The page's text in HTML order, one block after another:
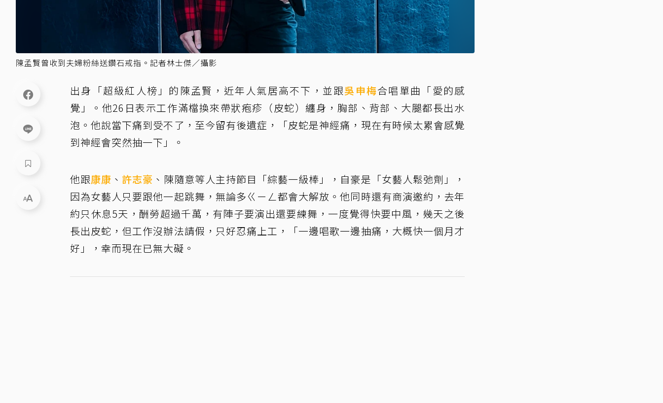
陳孟賢曾收到夫婦粉絲送鑽石戒指。記者林士傑／攝影
出身「超級紅人榜」的陳孟賢，近年人氣居高不下，並跟吳申梅合唱單曲「愛的感
覺」。他26日表示工作滿檔換來帶狀疱疹（皮蛇）纏身，胸部、背部、大腿都長出水
泡。他說當下痛到受不了，至今留有後遺症，「皮蛇是神經痛，現在有時候太累會感覺
到神經會突然抽一下」。
他跟康康 、 許志豪 、陳隨意等人主持節目「綜藝一級棒」，自豪是「女藝人鬆弛劑」，
因為女藝人只要跟他一起跳舞，無論多ㄍㄧㄥ都會大解放。他同時還有商演邀約，去年
約只休息5天，酬勞超過千萬，有陣子要演出還要練舞，一度覺得快要中風，幾天之後
長出皮蛇，但工作沒辦法請假，只好忍痛上工，「一邊唱歌一邊抽痛，大概快一個月才
好」，幸而現在已無大礙。